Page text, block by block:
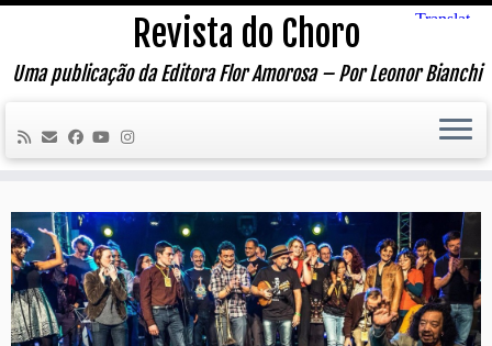
Skip
content
Revista do Choro
Uma publicação da Editora Flor Amorosa – Por Leonor Bianchi